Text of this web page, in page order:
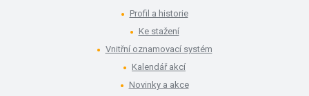
Profil a historie
Ke stažení
Vnitřní oznamovací systém
Kalendář akcí
Novinky a akce